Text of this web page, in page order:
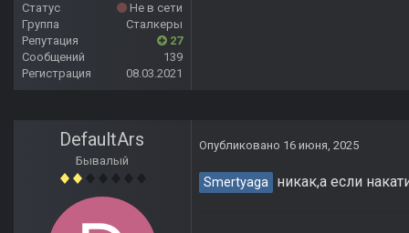
Статус
Не в сети
Группа
Сталкеры
Репутация
27
Сообщений
139
Регистрация
08.03.2021
DefaultArs
Бывалый
Опубликовано 16 июня, 2025
Smertyaga никак,а если